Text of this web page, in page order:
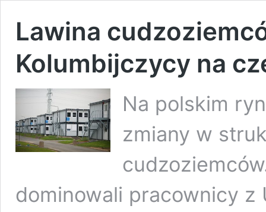
Lawina
Kolumbijczycy na
Na polskim
zmiany w
dominowali pracownicy z